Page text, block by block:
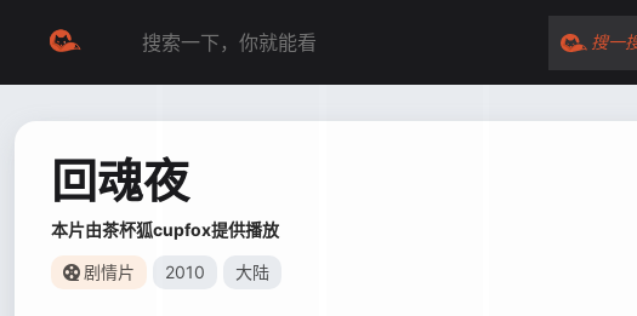
搜一
回魂夜
本片由茶杯狐cupfox提供播放
剧情片 2010 大陆